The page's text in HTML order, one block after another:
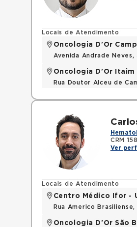
Locais de Atendimento
Oncologia D'Or
Avenida Andrade Neves,
Oncologia D'Or Itaim
Rua Doutor Alceu de
CRM
Ver
Locais de Atendimento
Centro Médico Ifor -
Rua Americo
Oncologia D'Or São